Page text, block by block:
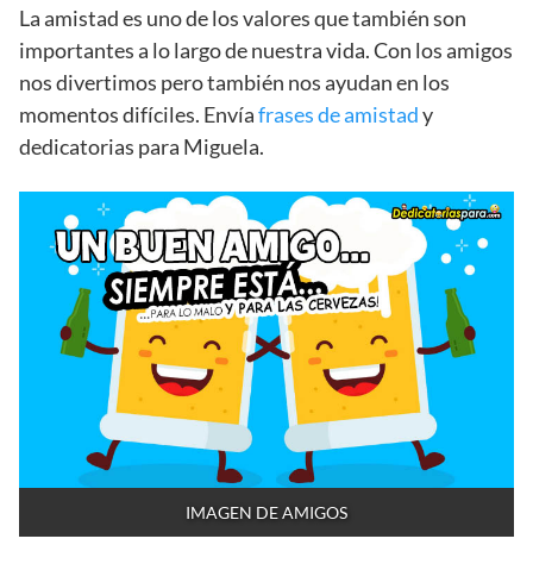
La amistad es uno de los valores que también son
importantes a lo largo de nuestra vida. Con los amigos
nos divertimos pero también nos ayudan en los
momentos difíciles. Envíafrases de amistady
dedicatorias para Miguela.
IMAGEN DE AMIGOS